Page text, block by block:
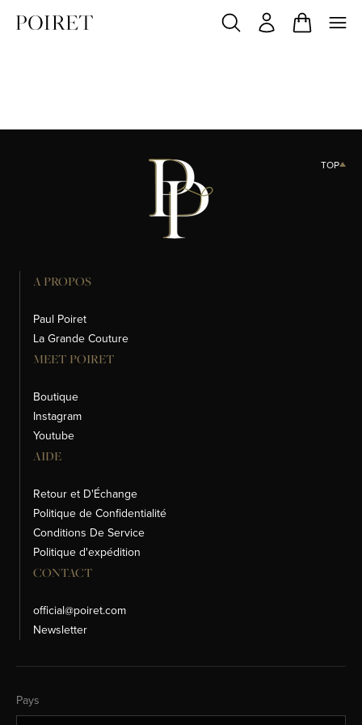
A PROPOS
Paul Poiret
La Grande Couture
MEET POIRET
Boutique
Instagram
Youtube
AIDE
Retour et D'Échange
Politique de Confidentialité
Conditions De Service
Politique d'expédition
CONTACT
official@poiret.com
Newsletter
Pays
Changer de pays
TOP